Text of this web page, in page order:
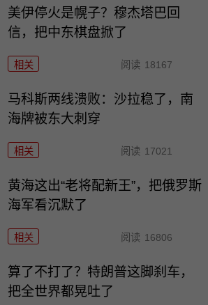
美伊停火是幌子？穆杰塔巴回
信，把中东棋盘掀了
相关 阅读 18167
马科斯两线溃败：沙拉稳了，南
海牌被东大刺穿
相关 阅读 17021
黄海这出“老将配新王”，把俄罗斯
海军看沉默了
相关 阅读 16806
算了不打了？特朗普这脚刹车，
把全世界都晃吐了